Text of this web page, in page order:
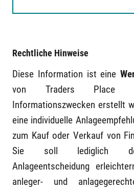
Rechtliche Hinweise
Diese Information ist eine
von Traders Place
Informationszwecken erstellt
eine individuelle
zum Kauf oder Verkauf von
Sie soll lediglich
Anlageentscheidung
anleger- und